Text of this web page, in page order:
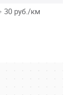
30 руб./км